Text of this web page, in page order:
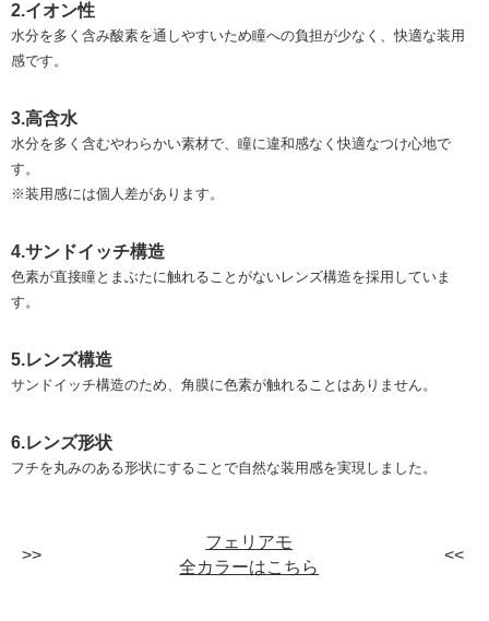
2.イオン性
水分を多く含み酸素を通しやすいため瞳への負担が少なく、快適な装用
感です。
3.高含水
水分を多く含むやわらかい素材で、瞳に違和感なく快適なつけ心地で
す。
※装用感には個人差があります。
4.サンドイッチ構造
色素が直接瞳とまぶたに触れることがないレンズ構造を採用していま
す。
5.レンズ構造
サンドイッチ構造のため、角膜に色素が触れることはありません。
6.レンズ形状
フチを丸みのある形状にすることで自然な装用感を実現しました。
フェリアモ
全カラーはこちら